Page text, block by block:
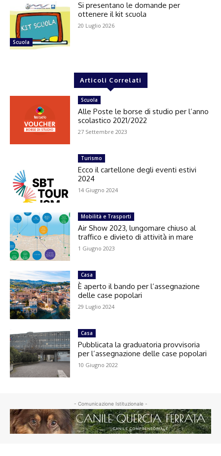
Scuola
Si presentano le domande per
ottenere il kit scuola
20 Luglio 2026
Articoli Correlati
Scuola
Alle Poste le borse di studio per l’anno
scolastico 2021/2022
27 Settembre 2023
Turismo
Ecco il cartellone degli eventi estivi
2024
14 Giugno 2024
Mobilità e Trasporti
Air Show 2023, lungomare chiuso al
traffico e divieto di attività in mare
1 Giugno 2023
Casa
È aperto il bando per l’assegnazione
delle case popolari
29 Luglio 2024
Casa
Pubblicata la graduatoria provvisoria
per l’assegnazione delle case popolari
10 Giugno 2022
- Comunicazione Istituzionale -